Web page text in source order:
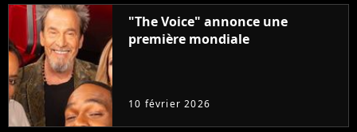
"The Voice" annonce une
première mondiale
10 février 2026